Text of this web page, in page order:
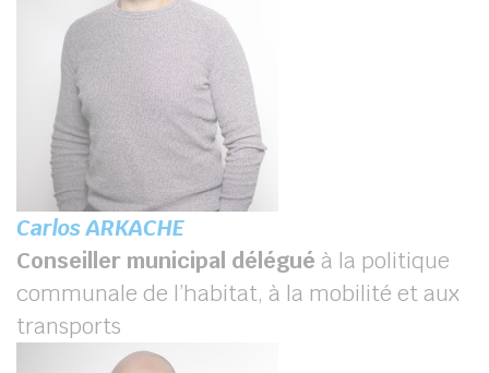
Carlos ARKACHE
Conseiller municipal délégué à la politique
communale de l’habitat, à la mobilité et aux
transports